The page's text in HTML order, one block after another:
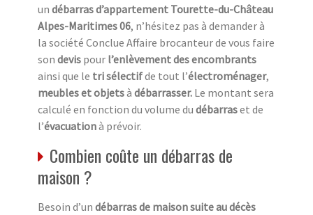
un débarras d’appartement Tourette-du-Château
Alpes-Maritimes 06, n’hésitez pas à demander à
la société Conclue Affaire brocanteur de vous faire
son devis pour l’enlèvement des encombrants
ainsi que le tri sélectifde tout l’électroménager,
meubles et objetsà débarrasser. Le montant sera
calculé en fonction du volume du débarraset de
l’évacuationà prévoir.
Combien coûte un débarras de
maison ?
Besoin d’un débarras de maison suite au décès